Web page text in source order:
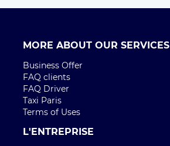
MORE ABOUT OUR SERVICES
Business Offer
FAQ clients
FAQ Driver
Taxi Paris
Terms of Uses
L'ENTREPRISE